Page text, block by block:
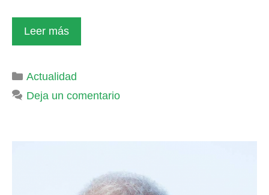
Leer más
Categorías
Actualidad
Deja un comentario